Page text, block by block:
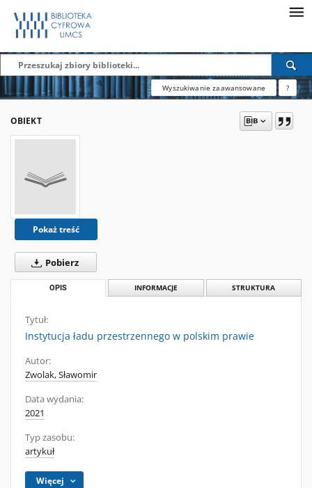
Wyszukiwanie zaawansowane ?
OBIEKT
Pokaż treść
Pobierz
OPIS INFORMACJE STRUKTURA
Tytuł:
Instytucja ładu przestrzennego w polskim prawie
Autor:
Zwolak, Sławomir
Data wydania:
2021
Typ zasobu:
artykuł
Więcej